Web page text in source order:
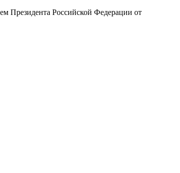
Президента Российской Федерации от